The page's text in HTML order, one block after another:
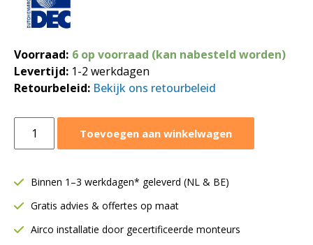
Voorraad: 6 op voorraad (kan nabesteld worden)
Levertijd: 1-2 werkdagen
Retourbeleid: Bekijk ons retourbeleid
flexibele
Ø100
|
Aludec
Toevoegen aan winkelwagen
Binnen 1–3 werkdagen* geleverd (NL & BE)
Gratis advies & offertes op maat
Airco installatie door gecertificeerde monteurs